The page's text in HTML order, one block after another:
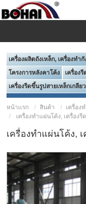
เครื่องผลิตถังเหล็ก, เครื่องทำกั
โครงการหลังคาโค้ง
เครื่อง
เครื่องรีดขึ้นรูปสายเหล็กเกลีย
หน้าเเรก สินค้า
เครื่อง
เครื่องทำแผ่นโค้ง, เครื่อง
เครื่องทำแผ่นโค้ง,